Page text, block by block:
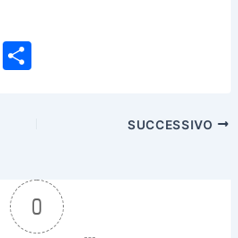
E
di
SUCCESSIVO
0